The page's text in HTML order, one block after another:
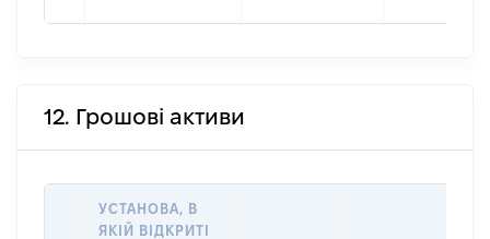
12. Грошові активи
УСТАНОВА, В
ЯКІЙ ВІДКРИТІ